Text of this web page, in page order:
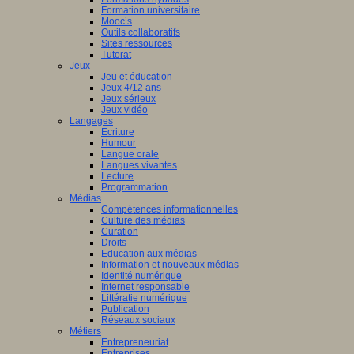
Formation universitaire
Mooc’s
Outils collaboratifs
Sites ressources
Tutorat
Jeux
Jeu et éducation
Jeux 4/12 ans
Jeux sérieux
Jeux vidéo
Langages
Ecriture
Humour
Langue orale
Langues vivantes
Lecture
Programmation
Médias
Compétences informationnelles
Culture des médias
Curation
Droits
Education aux médias
Information et nouveaux médias
Identité numérique
Internet responsable
Littératie numérique
Publication
Réseaux sociaux
Métiers
Entrepreneuriat